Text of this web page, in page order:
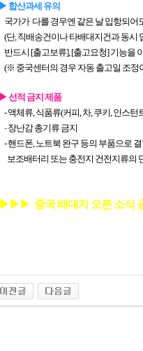
▶ 합산과세 유의
국가가 다를 경우엔 같은 날 입항되어
(단, 직배송건이나 타배대지건과 동시
반드시 [출고보류], [출고요청] 기능을
(※ 중국센터의 경우 자동 출고일 조정
▶ 선적 금지 제품
- 액체류, 식품류(커피, 차, 쿠키, 인스
-장난감 총기류 금지
- 핸드폰, 노트북 완구 등의 부품으로
보조배터리 또는 충전지 건전지류의
▶▶▶ 중국 배대지 오픈 소식